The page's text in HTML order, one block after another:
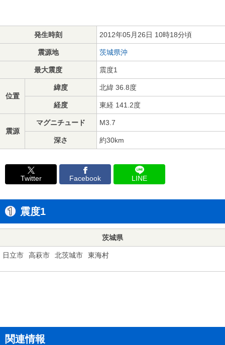
発生時刻 2012年05月26日 10時18分頃
震源地 茨城県沖
最大震度 震度1
位置
緯度 北緯 36.8度
経度 東経 141.2度
震源
マグニチュード M3.7
深さ 約30km
Twitter Facebook LINE
震度1
茨城県
日立市 高萩市 北茨城市 東海村
関連情報